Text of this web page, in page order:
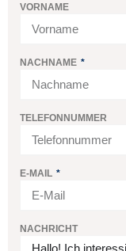
VORNAME
NACHNAME
TELEFONNUMMER
E-MAIL
NACHRICHT